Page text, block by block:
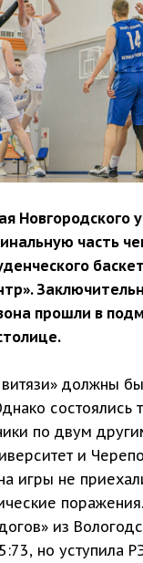
Новгородского
часть
прошли в
должны
состоялись
по двум
и
игры не
из
но уступила